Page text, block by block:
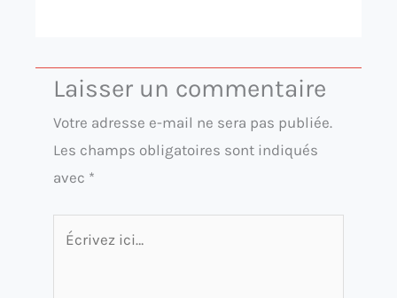
Laisser un commentaire
Votre adresse e-mail ne sera pas publiée.
Les champs obligatoires sont indiqués
avec *
Écrivez